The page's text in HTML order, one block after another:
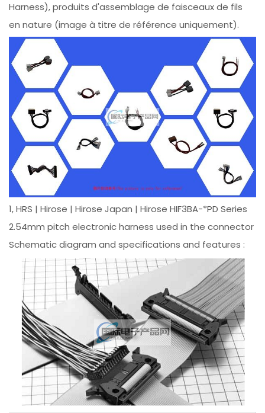
Harness), produits d'assemblage de faisceaux de fils
en nature (image à titre de référence uniquement).
1, HRS | Hirose | Hirose Japan | Hirose HIF3BA-*PD Series
2.54mm pitch electronic harness used in the connector
Schematic diagram and specifications and features :